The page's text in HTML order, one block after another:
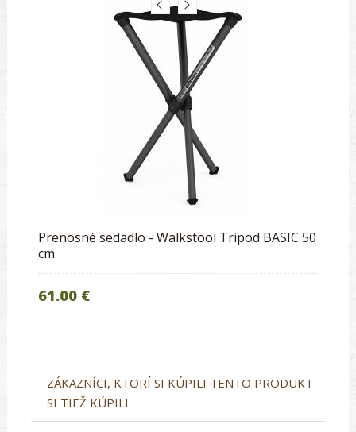
Prenosné sedadlo - Walkstool Tripod BASIC 50
cm
61.00 €
ZÁKAZNÍCI, KTORÍ SI KÚPILI TENTO PRODUKT
SI TIEŽ KÚPILI